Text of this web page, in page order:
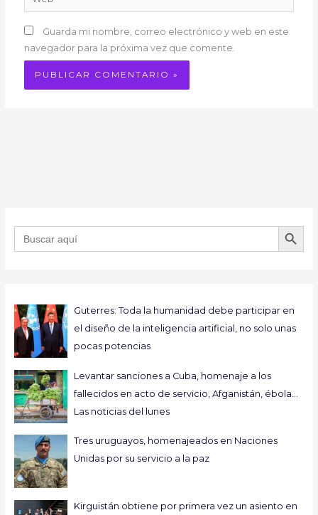
Guarda mi nombre, correo electrónico y web en este
navegador para la próxima vez que comente.
Buscar: BOTÓN DE
Guterres: Toda la humanidad debe participar en
el diseño de la inteligencia artificial, no solo unas
pocas potencias
Levantar sanciones a Cuba, homenaje a los
fallecidos en acto de servicio, Afganistán, ébola…
Las noticias del lunes
Tres uruguayos, homenajeados en Naciones
Unidas por su servicio a la paz
Kirguistán obtiene por primera vez un asiento en